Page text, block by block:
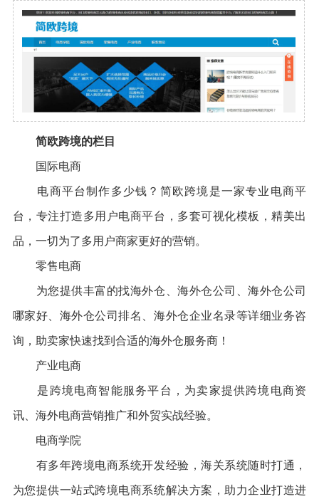
简欧跨境的栏目
国际电商
电商平台制作多少钱？简欧跨境是一家专业电商平
台，专注打造多用户电商平台，多套可视化模板，精美出
品，一切为了多用户商家更好的营销。
零售电商
为您提供丰富的找海外仓、海外仓公司、海外仓公司
哪家好、海外仓公司排名、海外仓企业名录等详细业务咨
询，助卖家快速找到合适的海外仓服务商！
产业电商
是跨境电商智能服务平台，为卖家提供跨境电商资
讯、海外电商营销推广和外贸实战经验。
电商学院
有多年跨境电商系统开发经验，海关系统随时打通，
为您提供一站式跨境电商系统解决方案，助力企业打造进